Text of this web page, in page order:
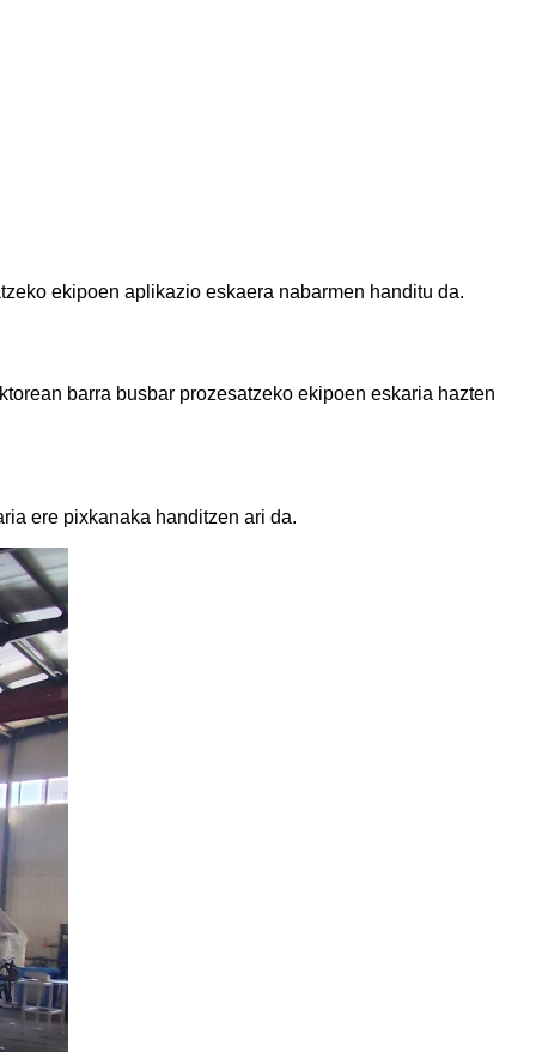
ekipoen aplikazio eskaera nabarmen handitu da.
barra busbar prozesatzeko ekipoen eskaria hazten
ere pixkanaka handitzen ari da.